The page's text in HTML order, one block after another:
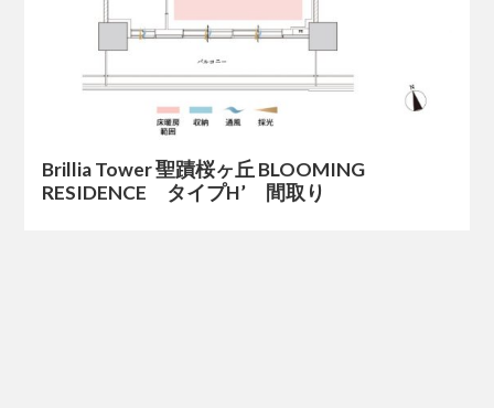
Brillia Tower 聖蹟桜ヶ丘 BLOOMING
RESIDENCE タイプH’ 間取り